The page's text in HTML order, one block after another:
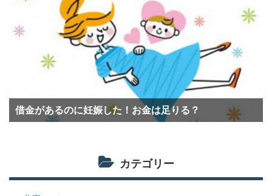
借金があるのに妊娠した！お金は足りる？
カテゴリー